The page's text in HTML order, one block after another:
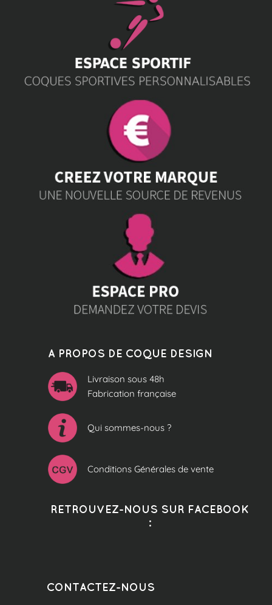
A PROPOS DE COQUE DESIGN
Livraison sous 48h
Fabrication française
Qui sommes-nous ?
Conditions Générales de vente
RETROUVEZ-NOUS SUR FACEBOOK
:
CONTACTEZ-NOUS